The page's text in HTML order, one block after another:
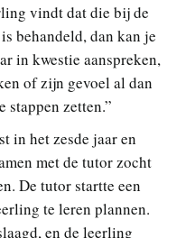
vindt dat die bij de
behandeld, dan kan je
in kwestie aanspreken,
of zijn gevoel al dan
stappen zetten.”
in het zesde jaar en
met de tutor zocht
De tutor startte een
te leren plannen.
en de leerling